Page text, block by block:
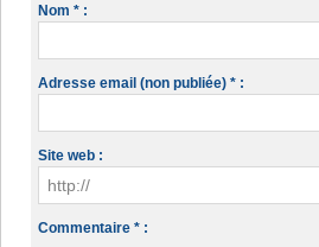
Nom * :
Adresse email (non publiée) * :
Site web :
Commentaire * :